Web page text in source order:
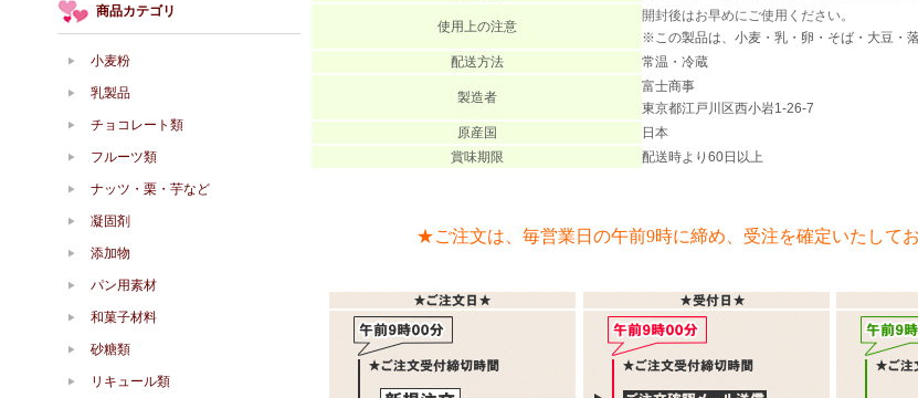
使用上の注意
開封後はお早めにご使用ください。
※この製品は、小麦・乳・卵・そば・大豆・
配送方法
常温・冷蔵
製造者
富士商事
東京都江戸川区西小岩1-26-7
原産国
日本
賞味期限
配送時より60日以上
★ご注文は、毎営業日の午前9時に締め、受注を確定いたしてお
商品カテゴリ
小麦粉
乳製品
チョコレート類
フルーツ類
ナッツ・栗・芋など
凝固剤
添加物
パン用素材
和菓子材料
砂糖類
リキュール類